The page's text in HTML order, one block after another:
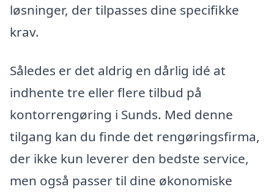
løsninger, der tilpasses dine specifikke
krav.
Således er det aldrig en dårlig idé at
indhente tre eller flere tilbud på
kontorrengøring i Sunds. Med denne
tilgang kan du finde det rengøringsfirma,
der ikke kun leverer den bedste service,
men også passer til dine økonomiske